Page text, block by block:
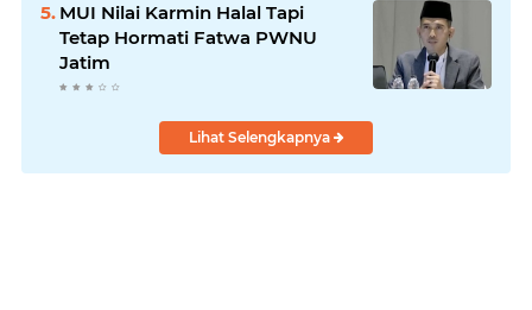
MUI Nilai Karmin Halal Tapi
Tetap Hormati Fatwa PWNU
Jatim
Lihat Selengkapnya